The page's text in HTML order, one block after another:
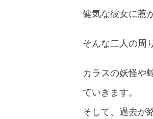
健気な彼女に惹
そんな二人の周
カラスの妖怪や
ていきます。
そして、過去が